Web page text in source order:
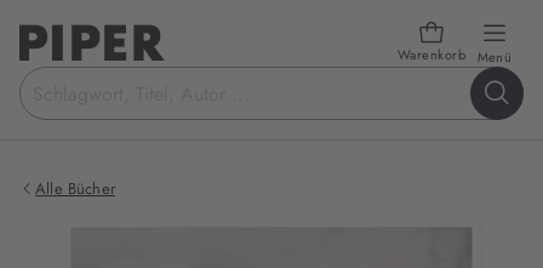
Warenkorb Menü
Suchbegriff
eingeben
Alle Bücher